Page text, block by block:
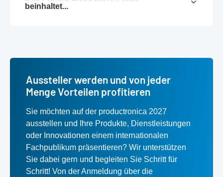
beinhaltet...
Aussteller werden und von jeder
Menge Vorteilen profitieren
Sie möchten auf der productronica 2027
ausstellen und Ihre Produkte, Dienstleistungen
oder Innovationen einem internationalen
Fachpublikum präsentieren? Wir unterstützen
Sie dabei gern und begleiten Sie Schritt für
Schritt! Von der Anmeldung über die